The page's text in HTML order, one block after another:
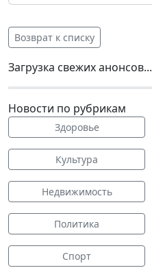
Возврат к списку
Загрузка свежих анонсов...
Новости по рубрикам
Здоровье
Культура
Недвижимость
Политика
Спорт